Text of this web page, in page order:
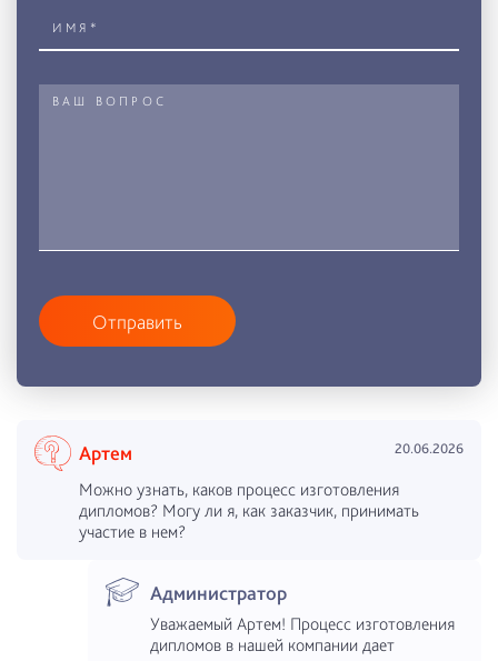
Отправить
Артем 20.06.2026
Можно узнать, каков процесс изготовления
дипломов? Могу ли я, как заказчик, принимать
участие в нем?
Администратор
Уважаемый Артем! Процесс изготовления
дипломов в нашей компании дает